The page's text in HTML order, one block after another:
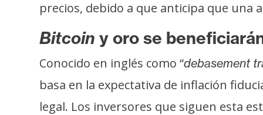
e
c
r
s
precios, debido a que anticipa que
Bitcoin y oro se
Conocido en inglés como “debasement
basa en la expectativa de inflación
legal. Los inversores que siguen esta